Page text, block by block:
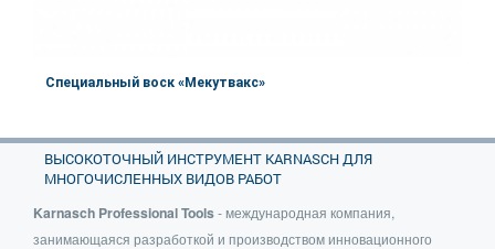
Специальный воск «Мекутвакс»
Артикул:
60.1200
Объём
350 г
ВЫСОКОТОЧНЫЙ ИНСТРУМЕНТ KARNASCH ДЛЯ
МНОГОЧИСЛЕННЫХ ВИДОВ РАБОТ
Karnasch Professional Tools- международная компания,
занимающаяся разработкой и производством инновационного